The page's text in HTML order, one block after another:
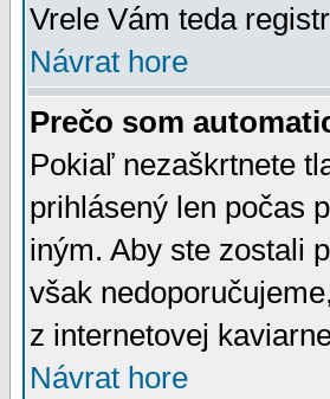
Vrele Vám teda
Návrat hore
Prečo som
Pokiaľ nezaškrtnete
prihlásený len počas
iným. Aby ste zostali
však
z internetovej
Návrat hore